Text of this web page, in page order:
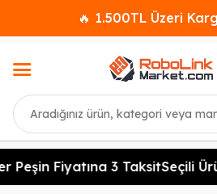
🔥 1.500TL Üzeri
Ara
Peşin Fiyatına 3 TaksitSeçili